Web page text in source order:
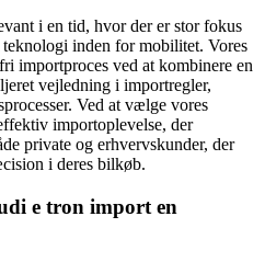
i en tid, hvor der er stor fokus
inden for mobilitet. Vores
importproces ved at kombinere en
vejledning i importregler,
Ved at vælge vores
importoplevelse, der
private og erhvervskunder, der
i deres bilkøb.
e tron import en